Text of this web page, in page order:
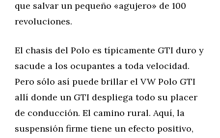
que salvar un pequeño «agujero» de 100
revoluciones.
El chasis del Polo es típicamente GTI duro y
sacude a los ocupantes a toda velocidad.
Pero sólo así puede brillar el VW Polo GTI
allí donde un GTI despliega todo su placer
de conducción. El camino rural. Aquí, la
suspensión firme tiene un efecto positivo,